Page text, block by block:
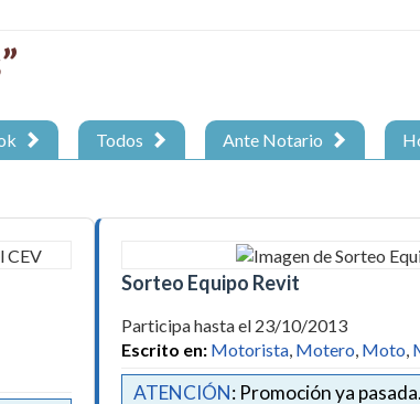
Todos Ante Notario
Sorteo Equipo Revit
Participa hasta el 23/10/2013
Escrito en: Motorista, Motero, Moto,
ATENCIÓN: Promoción ya pasada.